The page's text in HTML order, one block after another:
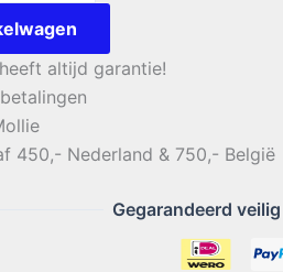
altijd garantie!
450,- Nederland & 750,- België
Gegarandeerd